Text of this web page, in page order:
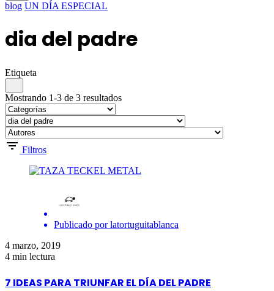
blog UN DÍA ESPECIAL
dia del padre
Etiqueta
Mostrando 1-3 de 3 resultados
Filtros
Publicado por latortuguitablanca
4 marzo, 2019
4 min lectura
7 IDEAS PARA TRIUNFAR EL DÍA DEL PADRE